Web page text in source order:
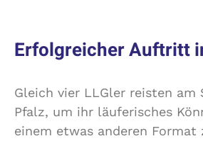
Erfolgreicher Auftritt
Gleich vier LLGler reisten am
Pfalz, um ihr läuferisches
einem etwas anderen Format